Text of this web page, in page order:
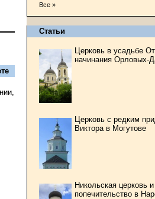
Все »
Статьи
Церковь в усадьбе
начинания Орловых-
Церковь с редким
Виктора в Могутове
Никольская церковь
попечительство в